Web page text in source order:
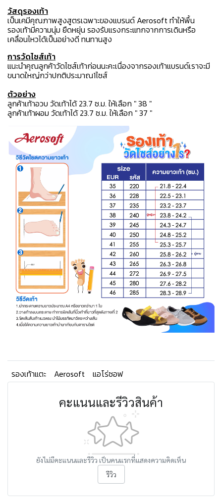
วัสดุรองเท้า
เป็นเคมีคุณภาพสูงสูตรเฉพาะของแบรนด์ Aerosoft ทำให้พื้น
รองเท้ามีความนุ่ม ยืดหยุ่น รองรับแรงกระแทกจากการเดินหรือ
เคลื่อนไหวได้เป็นอย่างดี ทนทานสูง
การวัดไซส์เท้า
แนะนำคุณลูกค้าวัดไซส์เท้าก่อนนะคะเนื่องจากรองเท้าแบรนด์เราจะมี
ขนาดใหญ่กว่าปกติประมาณ1ไซส์
ตัวอย่าง
ลูกค้าเท้าอวบ วัดเท้าได้ 23.7 ซ.ม. ให้เลือก " 38 "
ลูกค้าเท้าผอม วัดเท้าได้ 23.7 ซ.ม. ให้เลือก " 37 "
รองเท้าแตะ Aerosoft แอโร่ซอฟ
คะแนนและรีวิวสินค้า
ยังไม่มีคะแนนและรีวิว เป็นคนแรกที่แสดงความคิดเห็น
รีวิว